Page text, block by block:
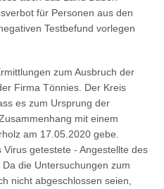
für Personen aus den
Testbefund vorlegen
zum Ausbruch der
Firma Tönnies. Der Kreis
es zum Ursprung der
mit einem
am 17.05.2020 gebe.
getestete - Angestellte des
die Untersuchungen zum
nicht abgeschlossen seien,